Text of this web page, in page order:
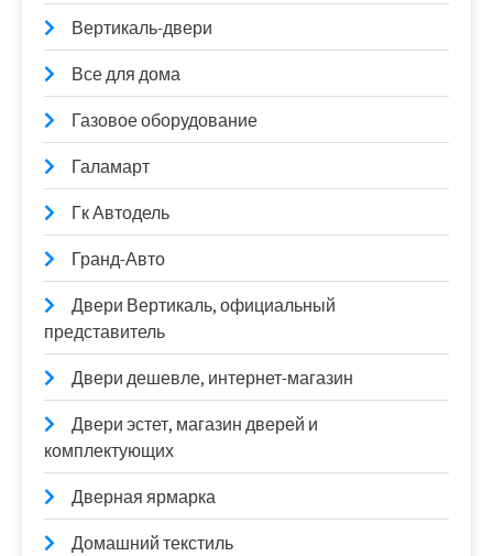
Вертикаль-двери
Все для дома
Газовое оборудование
Галамарт
Гк Автодель
Гранд-Авто
Двери Вертикаль, официальный
представитель
Двери дешевле, интернет-магазин
Двери эстет, магазин дверей и
комплектующих
Дверная ярмарка
Домашний текстиль